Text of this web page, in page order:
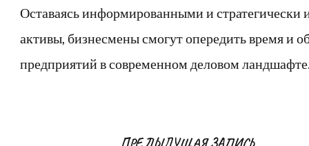
Оставаясь информированными и стратегически
активы, бизнесмены смогут опередить время и
предприятий в современном деловом
Навигация